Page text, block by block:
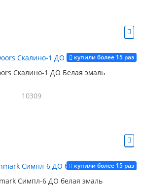
купили более 15 раз
Скалино-1 ДО Белая эмаль
10309
купили более 15 раз
Симпл-6 ДО белая эмаль